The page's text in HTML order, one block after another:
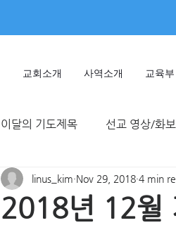
교회소개 사역소개 교육부
이달의 기도제목 선교 영상/화보
불가리아 | 터키 독일
2018년 12월
linus_kim Nov 29, 2018 4 min